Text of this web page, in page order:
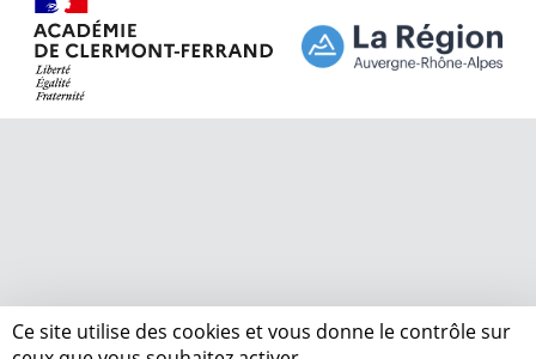
Ce site utilise des cookies et vous donne le contrôle sur